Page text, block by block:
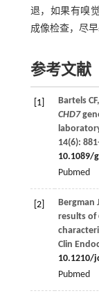
退，如果有嗅
成像检查，尽
参考文献
[1] Bartels CF,
CHD7
14(6):
10.1089/
Pubmed
[2] Bergman
results of
Clin
10.1210/
Pubmed